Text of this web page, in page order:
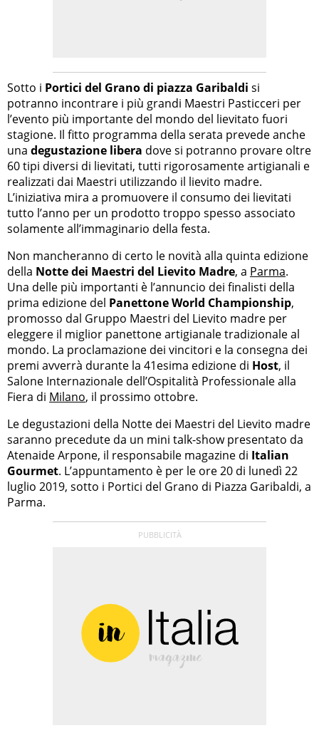
Sotto i Portici del Grano di piazza Garibaldi si
potranno incontrare i più grandi Maestri Pasticceri per
l’evento più importante del mondo del lievitato fuori
stagione. Il fitto programma della serata prevede anche
una degustazione libera dove si potranno provare oltre
60 tipi diversi di lievitati, tutti rigorosamente artigianali e
realizzati dai Maestri utilizzando il lievito madre.
L’iniziativa mira a promuovere il consumo dei lievitati
tutto l’anno per un prodotto troppo spesso associato
solamente all’immaginario della festa.
Non mancheranno di certo le novità alla quinta edizione
della Notte dei Maestri del Lievito Madre, a Parma.
Una delle più importanti è l’annuncio dei finalisti della
prima edizione del Panettone World Championship,
promosso dal Gruppo Maestri del Lievito madre per
eleggere il miglior panettone artigianale tradizionale al
mondo. La proclamazione dei vincitori e la consegna dei
premi avverrà durante la 41esima edizione di Host, il
Salone Internazionale dell’Ospitalità Professionale alla
Fiera di Milano, il prossimo ottobre.
Le degustazioni della Notte dei Maestri del Lievito madre
saranno precedute da un mini talk-show presentato da
Atenaide Arpone, il responsabile magazine di Italian
Gourmet. L’appuntamento è per le ore 20 di lunedì 22
luglio 2019, sotto i Portici del Grano di Piazza Garibaldi, a
Parma.